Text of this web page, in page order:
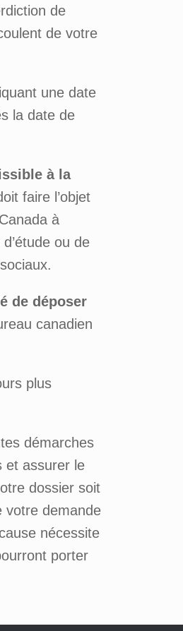
de
de votre
une date
la date de
à la
faire l’objet
à
ou de
de déposer
canadien
plus
démarches
et assurer le
dossier soit
votre demande
nécessite
porter